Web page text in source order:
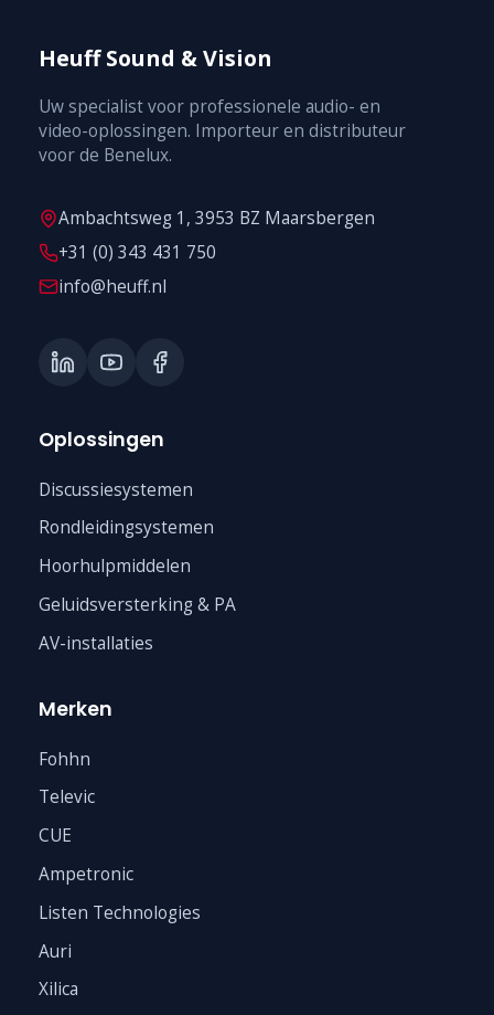
Heuff Sound & Vision
Uw specialist voor professionele audio- en
video-oplossingen. Importeur en distributeur
voor de Benelux.
Ambachtsweg 1, 3953 BZ Maarsbergen
+31 (0) 343 431 750
info@heuff.nl
Oplossingen
Discussiesystemen
Rondleidingsystemen
Hoorhulpmiddelen
Geluidsversterking & PA
AV-installaties
Merken
Fohhn
Televic
CUE
Ampetronic
Listen Technologies
Auri
Xilica